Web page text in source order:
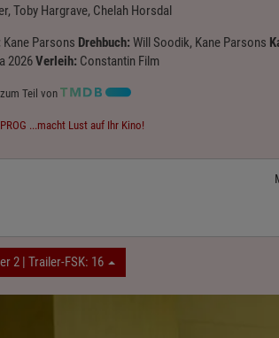
Toby Hargrave, Chelah Horsdal
Kane Parsons Drehbuch: Will Soodik, Kane Parsons
2026Verleih: Constantin Film
Teil von
...macht Lust auf Ihr Kino!
2 | Trailer-FSK: 16